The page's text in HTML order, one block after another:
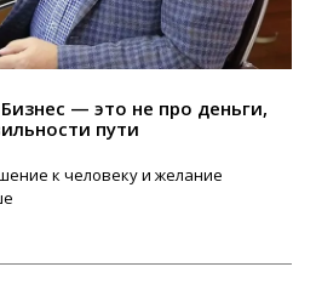
— это не про деньги,
пути
к человеку и желание